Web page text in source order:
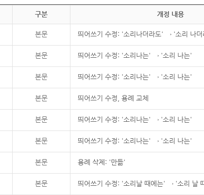
구분 개정 내용
본문 띄어쓰기 수정: '소리나더라도' → '소리 나더
본문 띄어쓰기 수정: '소리나는' → '소리 나는'
본문 띄어쓰기 수정: '소리나는' → '소리 나는'
본문 띄어쓰기 수정, 용례 교체
본문 띄어쓰기 수정: '소리나는' → '소리 나는'
본문 띄어쓰기 수정: '소리나는' → '소리 나는'
본문 용례 삭제: '만듦'
본문 띄어쓰기 수정: '소리날 때에는' → '소리 날